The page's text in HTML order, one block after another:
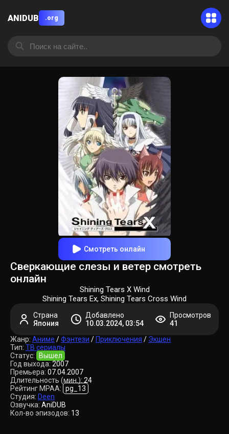
ANIDUB .org
Смотреть онлайн
Сверкающие слезы и ветер смотреть
онлайн
Shining Tears X Wind
Shining Tears Ex, Shining Tears Cross Wind
Страна
Япония
Добавлено
10.03.2024, 03:54
Просмотров
41
Жанр: Аниме /Фэнтези / Приключения / Экшен
Тип: ТВ сериалы
Статус:
Вышел
Год выхода: 2007
Премьера: 07.04.2007
Длительность (мин.): 24
Рейтинг MPAA: pg_13
Студия: Deen
Озвучка: AniDUB
Кол-во эпизодов: 13